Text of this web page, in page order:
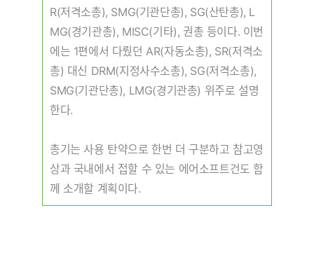
R(저격소총), SMG(기관단총), SG(산탄총), L
MG(경기관총), MISC(기타), 권총 등이다. 이번
에는 1편에서 다뤘던 AR(자동소총), SR(저격소
총) 대신 DRM(지정사수소총), SG(저격소총),
SMG(기관단총), LMG(경기관총) 위주로 설명
한다.
총기는 사용 탄약으로 한번 더 구분하고 참고영
상과 국내에서 접할 수 있는 에어소프트건도 함
께 소개할 계획이다.